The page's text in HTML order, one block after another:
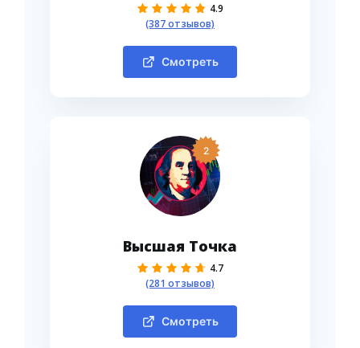
4.9
(387 отзывов)
Смотреть
2
Высшая Точка
4.7
(281 отзывов)
Смотреть